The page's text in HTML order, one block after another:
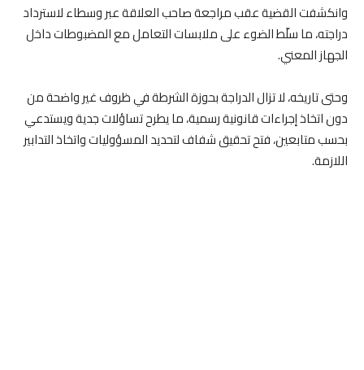
وانكشفت القضية عقب مراجعة صاحب العلاقة عبر وسطاء لاسترداد
دراجته، ما سلّط الضوء على ملابسات التعامل مع المضبوطات داخل
الجهاز المعني.
وحتى تاريخه، لا تزال الدراجة بحوزة الشرطة في ظروف غير واضحة من
دون اتخاذ إجراءات قانونية رسمية، ما يطرح تساؤلات جدية ويستدعي
بحسب متابعين، فتح تحقيق شفاف لتحديد المسؤوليات واتخاذ التدابير
اللازمة.